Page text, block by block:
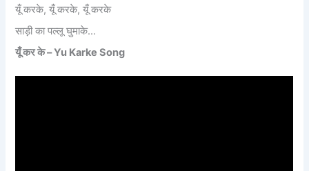
यूँ करके, यूँ करके, यूँ करके
साड़ी का पल्लू घुमाके…
यूँ कर के – Yu Karke Song